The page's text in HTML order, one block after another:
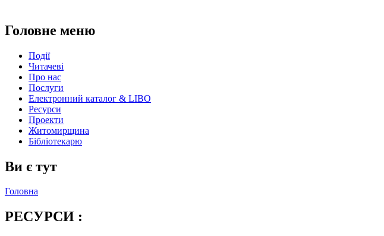
Головне меню
Події
Читачеві
Про нас
Послуги
Електронний каталог & LIBO
Ресурси
Проекти
Житомирщина
Бібліотекарю
Ви є тут
Головна
РЕСУРСИ :